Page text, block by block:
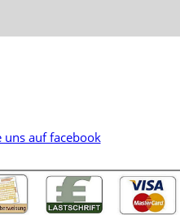
uns auf facebook